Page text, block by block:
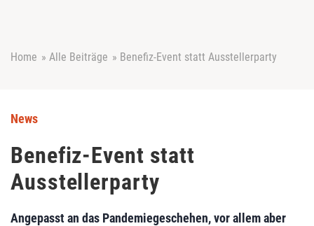
Home » Alle Beiträge » Benefiz-Event statt Ausstellerparty
News
Benefiz-Event statt
Ausstellerparty
Angepasst an das Pandemiegeschehen, vor allem aber